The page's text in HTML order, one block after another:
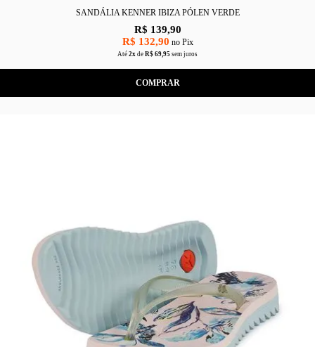
SANDÁLIA KENNER IBIZA PÓLEN VERDE
R$ 139,90
R$ 132,90 no Pix
Até 2x de R$ 69,95 sem juros
COMPRAR